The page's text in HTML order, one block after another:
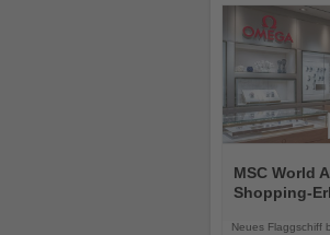
Sie
die
Nachrichten
MSC World
Shopping-
Neues Flaggschiff